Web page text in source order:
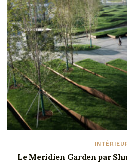
Le Meridien Garden par